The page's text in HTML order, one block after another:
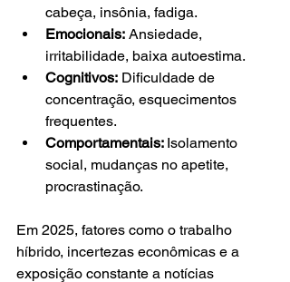
cabeça, insônia, fadiga.
Emocionais: Ansiedade,
irritabilidade, baixa autoestima.
Cognitivos: Dificuldade de
concentração, esquecimentos
frequentes.
Comportamentais: Isolamento
social, mudanças no apetite,
procrastinação.
Em 2025, fatores como o trabalho
híbrido, incertezas econômicas e a
exposição constante a notícias